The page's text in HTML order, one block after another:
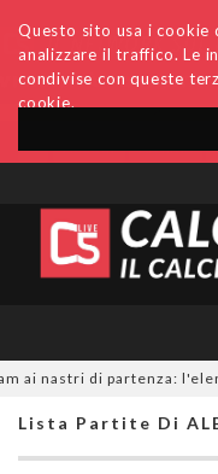
Questo sito usa i
analizzare il traffico. Le
condivise con queste
cookie.
Accedi Archivio
nastri di partenza:
Lista Partite Di